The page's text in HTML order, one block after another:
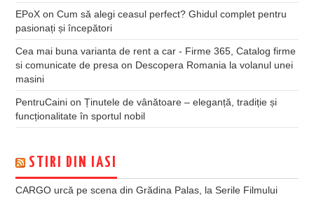
EPoX onCum să alegi ceasul perfect? Ghidul complet pentru
pasionați și începători
Cea mai buna varianta de rent a car - Firme 365, Catalog firme
si comunicate de presa on Descopera Romania la volanul unei
masini
PentruCaini onȚinutele de vânătoare – eleganță, tradiție și
funcționalitate în sportul nobil
STIRI DIN IASI
CARGO urcă pe scena din Grădina Palas, la Serile Filmului